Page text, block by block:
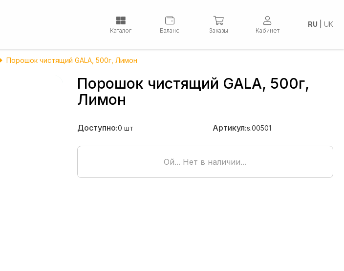
Каталог Баланс Заказы Кабинет
RU UK
Порошок чистящий GALA, 500г, Лимон
Порошок чистящий GALA, 500г,
Лимон
Доступно:0 шт Артикул:s.00501
Ой... Нет в наличии...